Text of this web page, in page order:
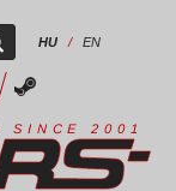
HU / EN
S I N C E 2 0 0 1